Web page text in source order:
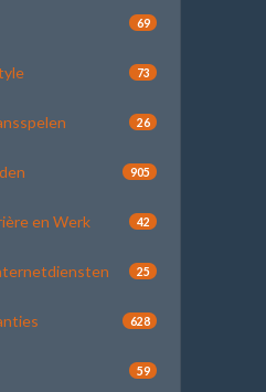
69
73
26
905
en Werk 42
25
628
59